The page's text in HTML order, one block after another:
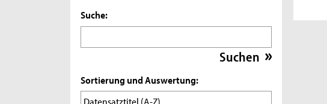
Suche:
Sortierung und Auswertung: